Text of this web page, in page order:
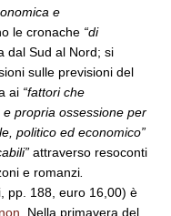
e
le cronache “di
dal Sud al Nord; si
sulle previsioni del
ai “fattori che
propria ossessione per
politico ed economico”
attraverso resoconti
e romanzi
pp. 188, euro 16,00) è
Nella primavera del